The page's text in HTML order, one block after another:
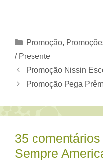
Categorias
Promoção,
/ Presente
Promoção Nissin
Promoção Pega
35 comentários
Sempre